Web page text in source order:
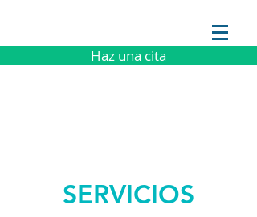
Haz una cita
SERVICIOS